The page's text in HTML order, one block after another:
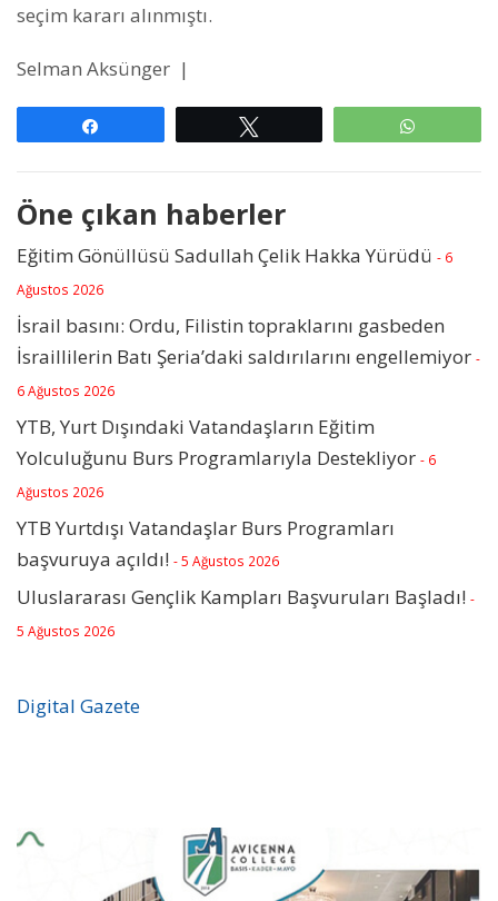
seçim kararı alınmıştı.
Selman Aksünger |
Öne çıkan haberler
Eğitim Gönüllüsü Sadullah Çelik Hakka Yürüdü - 6
Ağustos 2026
İsrail basını: Ordu, Filistin topraklarını gasbeden
İsraillilerin Batı Şeria’daki saldırılarını engellemiyor -
6 Ağustos 2026
YTB, Yurt Dışındaki Vatandaşların Eğitim
Yolculuğunu Burs Programlarıyla Destekliyor - 6
Ağustos 2026
YTB Yurtdışı Vatandaşlar Burs Programları
başvuruya açıldı! - 5 Ağustos 2026
Uluslararası Gençlik Kampları Başvuruları Başladı! -
5 Ağustos 2026
Digital Gazete